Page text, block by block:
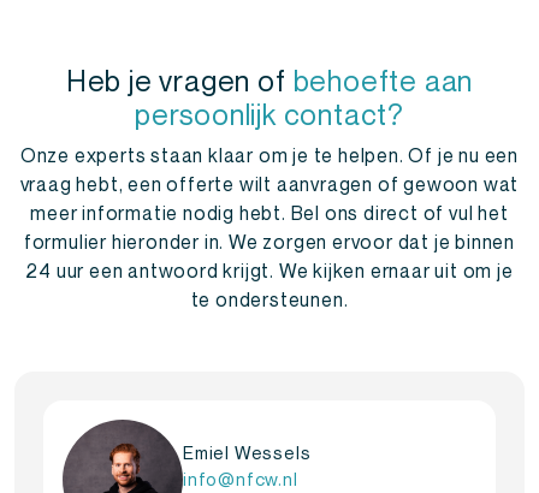
Heb je vragen of behoefte aan
persoonlijk contact?
Onze experts staan klaar om je te helpen. Of je nu een
vraag hebt, een offerte wilt aanvragen of gewoon wat
meer informatie nodig hebt. Bel ons direct of vul het
formulier hieronder in. We zorgen ervoor dat je binnen
24 uur een antwoord krijgt. We kijken ernaar uit om je
te ondersteunen.
Emiel Wessels
info@nfcw.nl